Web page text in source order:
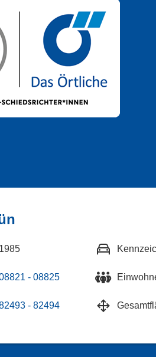
1985
- 08825
- 82494